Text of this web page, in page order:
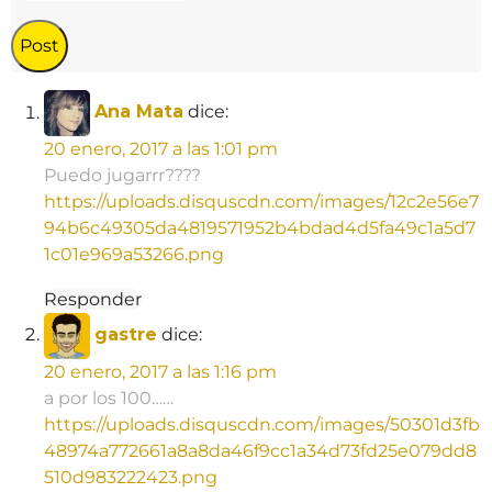
Ana Mata dice:
20 enero, 2017 a las 1:01 pm
Puedo jugarrr????
https://uploads.disquscdn.com/images/12c2e56e7
94b6c49305da4819571952b4bdad4d5fa49c1a5d7
1c01e969a53266.png
Responder
gastre dice:
20 enero, 2017 a las 1:16 pm
a por los 100……
https://uploads.disquscdn.com/images/50301d3fb
48974a772661a8a8da46f9cc1a34d73fd25e079dd8
510d983222423.png